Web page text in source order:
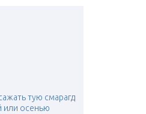
тую смарагд
или осенью